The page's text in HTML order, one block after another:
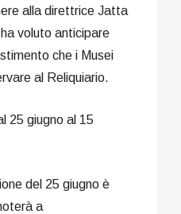
alla direttrice Jatta
voluto anticipare
che i Musei
al Reliquiario.
25 giugno al 15
del 25 giugno è
a